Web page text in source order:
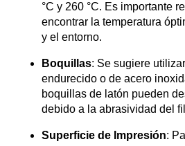
°C y 260 °C. Es importante
encontrar la temperatura
y el entorno.
Boquillas: Se sugiere
endurecido o de acero
boquillas de latón pueden
debido a la abrasividad del
Superficie de Impresión: